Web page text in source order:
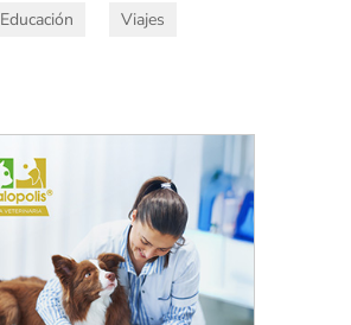
Educación Viajes